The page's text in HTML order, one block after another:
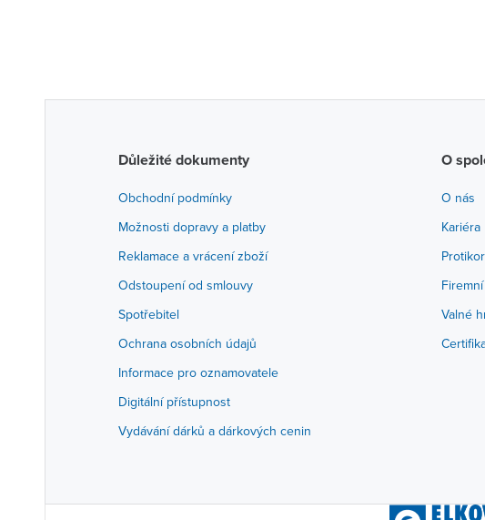
Důležité dokumenty
Obchodní podmínky
Možnosti dopravy a platby
Reklamace a vrácení zboží
Odstoupení od smlouvy
Spotřebitel
Ochrana osobních údajů
Informace pro oznamovatele
Digitální přístupnost
Vydávání dárků a dárkových cenin
O
O nás
Kariéra
Valné